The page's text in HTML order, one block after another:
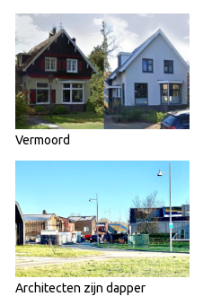
Vermoord
Architecten zijn dapper